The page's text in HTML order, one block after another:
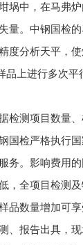
埚中，在马弗
量。中钢国检
度分析天平，
品上进行多次平
检测项目数量
国检严格执行
务。影响费用
，全项目检测
品数量增加可
、报告出具，